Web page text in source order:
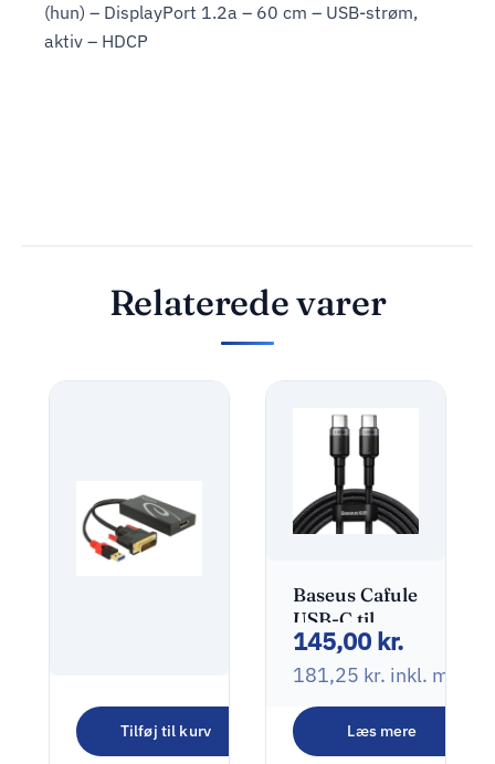
(hun) – DisplayPort 1.2a – 60 cm – USB-strøm,
aktiv – HDCP
Relaterede varer
DeLOCK
Video
transformer
415,00kr.
Tilføj til kurv
Baseus Cafule
USB-C til
USB-C kabel
100W 2m
grå/sort
145,00 kr.
181,25 kr. inkl. moms
Læs mere